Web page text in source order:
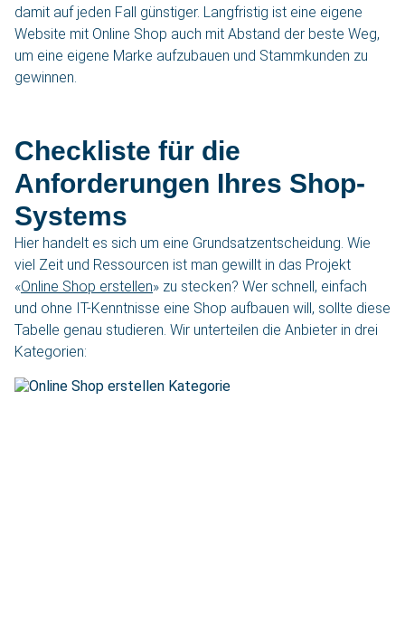
damit auf jeden Fall günstiger. Langfristig ist eine eigene
Website mit Online Shop auch mit Abstand der beste Weg,
um eine eigene Marke aufzubauen und Stammkunden zu
gewinnen.
Checkliste für die
Anforderungen Ihres Shop-
Systems
Hier handelt es sich um eine Grundsatzentscheidung. Wie
viel Zeit und Ressourcen ist man gewillt in das Projekt
«Online Shop erstellen» zu stecken? Wer schnell, einfach
und ohne IT-Kenntnisse eine Shop aufbauen will, sollte diese
Tabelle genau studieren. Wir unterteilen die Anbieter in drei
Kategorien: